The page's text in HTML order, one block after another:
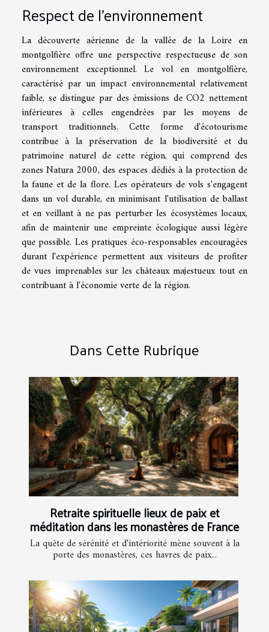
Respect de l'environnement
La découverte aérienne de la vallée de la Loire en
montgolfière offre une perspective respectueuse de son
environnement exceptionnel. Le vol en montgolfière,
caractérisé par un impact environnemental relativement
faible, se distingue par des émissions de CO2 nettement
inférieures à celles engendrées par les moyens de
transport traditionnels. Cette forme d'écotourisme
contribue à la préservation de la biodiversité et du
patrimoine naturel de cette région, qui comprend des
zones Natura 2000, des espaces dédiés à la protection de
la faune et de la flore. Les opérateurs de vols s'engagent
dans un vol durable, en minimisant l'utilisation de ballast
et en veillant à ne pas perturber les écosystèmes locaux,
afin de maintenir une empreinte écologique aussi légère
que possible. Les pratiques éco-responsables encouragées
durant l'expérience permettent aux visiteurs de profiter
de vues imprenables sur les châteaux majestueux tout en
contribuant à l'économie verte de la région.
Dans Cette Rubrique
Retraite spirituelle lieux de paix et
méditation dans les monastères de France
La quête de sérénité et d'intériorité mène souvent à la
porte des monastères, ces havres de paix...